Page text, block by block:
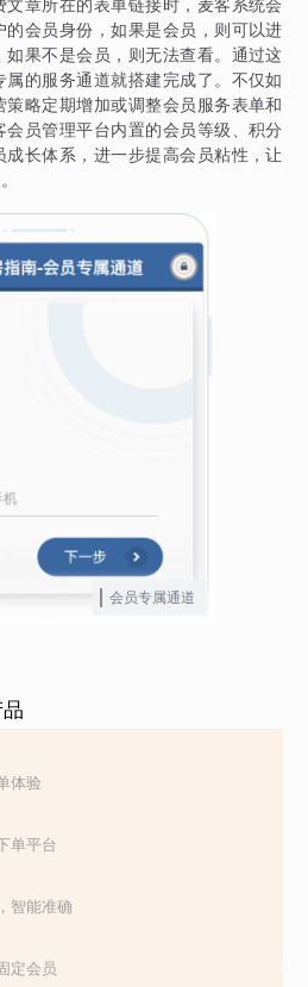
章所在的表单链接时，麦客系统会
会员身份，如果是会员，则可以进
如果不是会员，则无法查看。通过这
的服务通道就搭建完成了。不仅如
略定期增加或调整会员服务表单和
员管理平台内置的会员等级、积分
长体系，进一步提高会员粘性，让
会员专属通道
体验
单平台
智能准确
定会员